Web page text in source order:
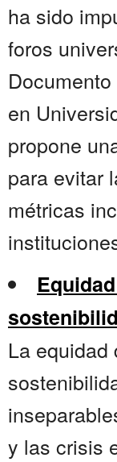
ha sido
foros
en
propone
para evitar
métricas
La equidad
y las crisis